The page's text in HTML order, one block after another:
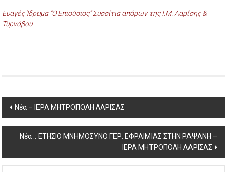
Ευαγές Ίδρυμα “Ο Επιούσιος” Συσσίτια απόρων της Ι.Μ. Λαρίσης &
Τυρνάβου
Post
navigation
Νέα – ΙΕΡΑ ΜΗΤΡΟΠΟΛΗ ΛΑΡΙΣΑΣ
Νέα :: ΕΤΗΣΙΟ ΜΝΗΜΟΣΥΝΟ ΓΕΡ. ΕΦΡΑΙΜΙΑΣ ΣΤΗΝ ΡΑΨΑΝΗ –
ΙΕΡΑ ΜΗΤΡΟΠΟΛΗ ΛΑΡΙΣΑΣ